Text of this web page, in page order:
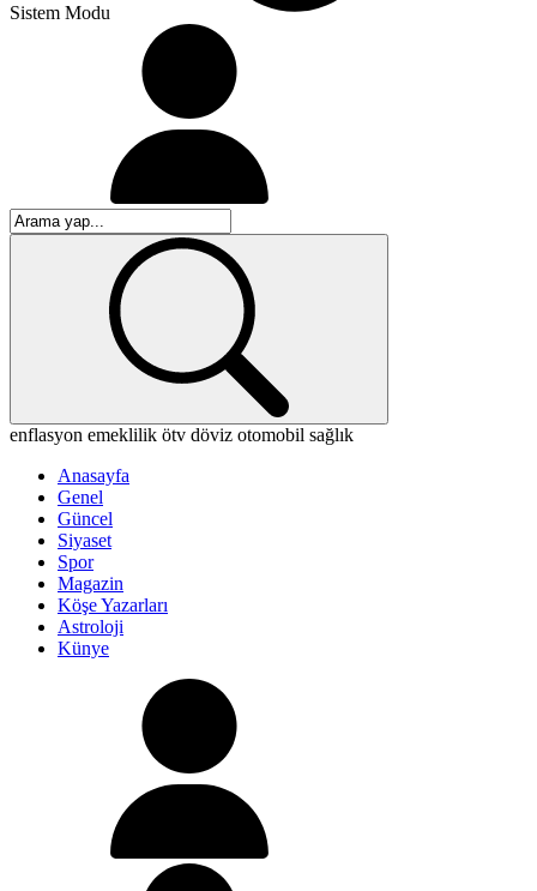
Sistem Modu
enflasyon emeklilik ötv döviz otomobil sağlık
Anasayfa
Genel
Güncel
Siyaset
Spor
Magazin
Köşe Yazarları
Astroloji
Künye